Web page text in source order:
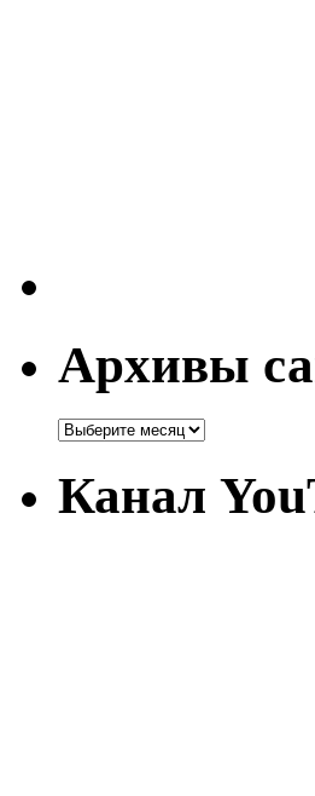
Архивы
Канал